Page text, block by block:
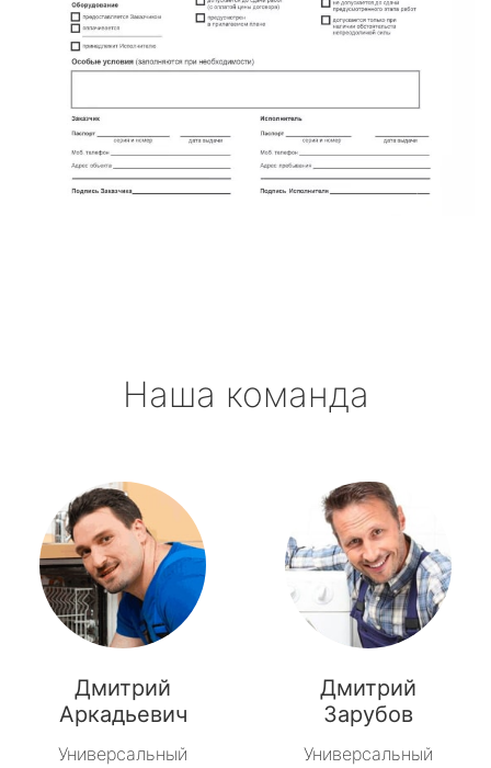
Наша команда
Дмитрий
Аркадьевич
Универсальный
Дмитрий
Зарубов
Универсальный